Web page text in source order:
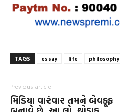
TAGS essay life philosophy
Previous article
મિડિયા વારંવાર તમને બેવકૂફ